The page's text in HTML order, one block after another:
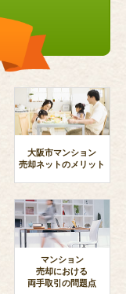
大阪市マンション
売却ネットのメリット
マンション
売却における
両手取引の問題点